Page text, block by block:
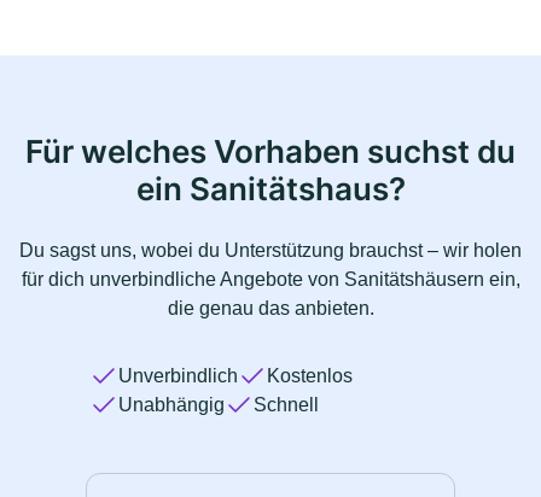
Für welches Vorhaben suchst du
ein Sanitätshaus?
Du sagst uns, wobei du Unterstützung brauchst – wir holen
für dich unverbindliche Angebote von Sanitätshäusern ein,
die genau das anbieten.
Unverbindlich
Kostenlos
Unabhängig
Schnell